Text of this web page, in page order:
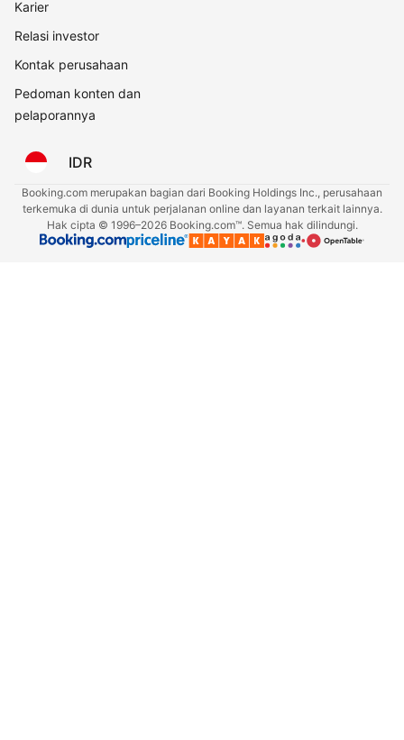
Karier
Relasi investor
Kontak perusahaan
Pedoman konten dan
pelaporannya
IDR
Booking.com merupakan bagian dari Booking Holdings Inc., perusahaan
terkemuka di dunia untuk perjalanan online dan layanan terkait lainnya.
Hak cipta © 1996–2026 Booking.com™. Semua hak dilindungi.